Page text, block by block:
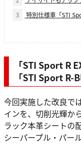
3
特別仕様車「STI
「STI Sport R
「STI Sport
今回実施した改良で
インを、切削光輝か
ラック本革シートの
シーパープル・パー